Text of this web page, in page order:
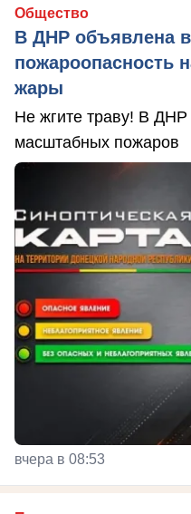
Общество
В ДНР объявлена
пожароопасность
жары
Не жгите траву! В ДНР
масштабных пожаров
вчера в 08:53